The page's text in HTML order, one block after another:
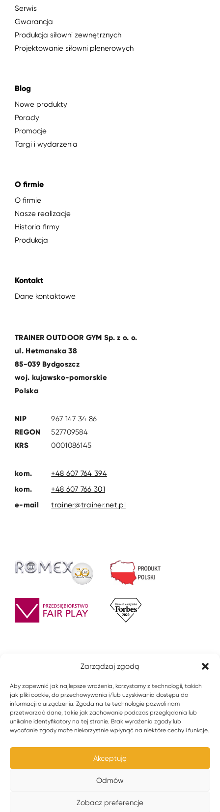
Zarządzaj zgodą
Aby zapewnić jak najlepsze wrażenia, korzystamy z technologii, takich
jak pliki cookie, do przechowywania i/lub uzyskiwania dostępu do
informacji o urządzeniu. Zgoda na te technologie pozwoli nam
przetwarzać dane, takie jak zachowanie podczas przeglądania lub
unikalne identyfikatory na tej stronie. Brak wyrażenia zgody lub
wycofanie zgody może niekorzystnie wpłynąć na niektóre cechy i funkcje.
Akceptuję
Odmów
Zobacz preferencje
Serwis
Gwarancja
Produkcja siłowni zewnętrznych
Projektowanie siłowni plenerowych
Blog
Nowe produkty
Porady
Promocje
Targi i wydarzenia
O firmie
O firmie
Nasze realizacje
Historia firmy
Produkcja
Kontakt
Dane kontaktowe
TRAINER OUTDOOR GYM Sp. z o. o.
ul. Hetmanska 38
85-039 Bydgoszcz
woj. kujawsko-pomorskie
Polska
NIP
967 147 34 86
REGON
527709584
KRS
0001086145
kom.
+48 607 764 394
kom.
+48 607 766 301
e-mail
trainer@trainer.net.pl